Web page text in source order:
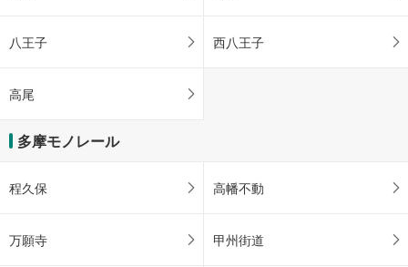
八王子 西八王子
高尾
多摩モノレール
程久保 高幡不動
万願寺 甲州街道